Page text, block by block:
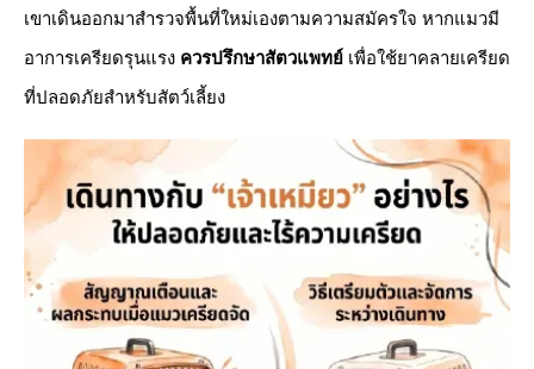
เขาเดินออกมาสำรวจพื้นที่ใหม่เองตามความสมัครใจ หากแมวมี
อาการเครียดรุนแรง ควรปรึกษาสัตวแพทย์ เพื่อใช้ยาคลายเครียด
ที่ปลอดภัยสำหรับสัตว์เลี้ยง